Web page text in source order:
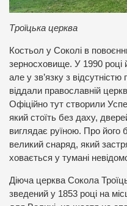
Троїцька церква
Костьол у Соколі в
зерносховище. У 1990 році
але у зв’язку з
віддали православній
Офіційно тут створили
який стоїть без даху,
виглядає руїною. Про його
великий снаряд, який
ховається у тумані
Діюча церква Сокола
зведений у 1853 році на